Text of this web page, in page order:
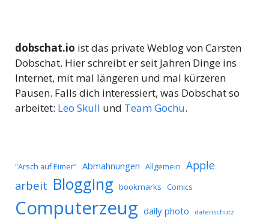
dobschat.io ist das private Weblog von Carsten
Dobschat. Hier schreibt er seit Jahren Dinge ins
Internet, mit mal längeren und mal kürzeren
Pausen. Falls dich interessiert, was Dobschat so
arbeitet: Leo Skull und Team Gochu.
"Arsch auf Eimer" Abmahnungen Allgemein Apple
arbeit Blogging bookmarks Comics
Computerzeug daily photo datenschutz